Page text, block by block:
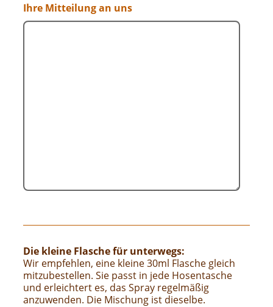
Ihre Mitteilung an uns
Die kleine Flasche für unterwegs:
Wir empfehlen, eine kleine 30ml Flasche gleich
mitzubestellen. Sie passt in jede Hosentasche
und erleichtert es, das Spray regelmäßig
anzuwenden. Die Mischung ist dieselbe.